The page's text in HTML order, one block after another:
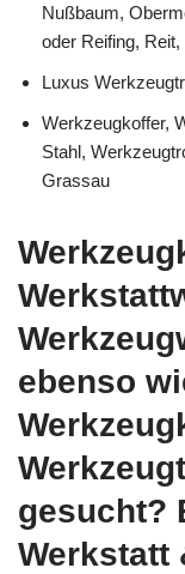
Nußbaum,
oder Reifing, Reit,
Luxus
Werkzeugkoffer,
Stahl,
Grassau
ebenso
gesucht?
Werkstatt